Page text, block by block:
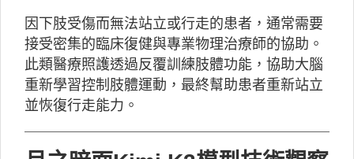
因下肢受傷而無法站立或行走的患者，通常需要
接受密集的臨床復健與專業物理治療師的協助。
此類醫療照護透過反覆訓練肢體功能，協助大腦
重新學習控制肢體運動，最終幫助患者重新站立
並恢復行走能力。